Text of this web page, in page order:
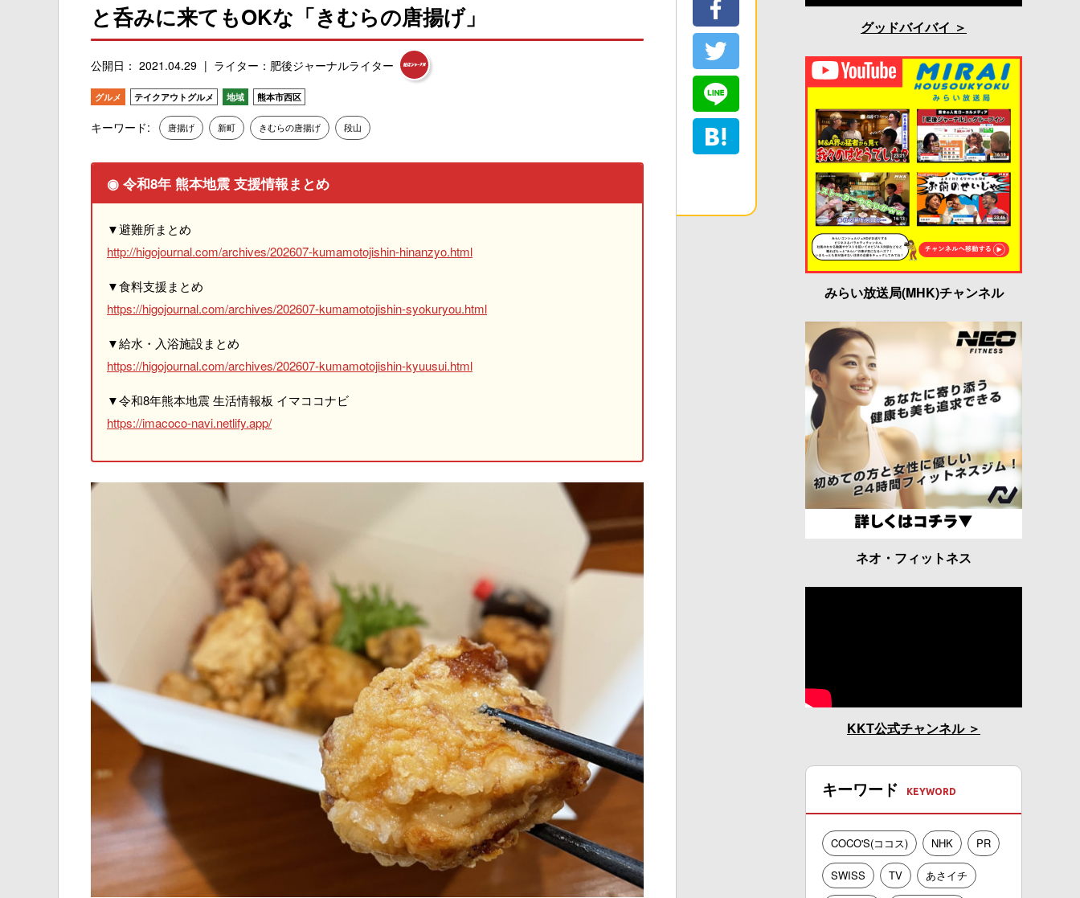
と呑みに来てもOKな「きむらの唐揚げ」
公開日： 2021.04.29 ライター：肥後ジャーナルライター
グルメ テイクアウトグルメ 地域 熊本市西区
キーワード: 唐揚げ 新町 きむらの唐揚げ 段山
◉ 令和8年 熊本地震 支援情報まとめ
▼避難所まとめ
http://higojournal.com/archives/202607-kumamotojishin-hinanzyo.html
▼食料支援まとめ
https://higojournal.com/archives/202607-kumamotojishin-syokuryou.html
▼給水・入浴施設まとめ
https://higojournal.com/archives/202607-kumamotojishin-kyuusui.html
▼令和8年熊本地震 生活情報板 イマココナビ
https://imacoco-navi.netlify.app/
グッドバイバイ
みらい放送局(MHK)チャンネル
ネオ・フィットネス
KKT公式チャンネル
キーワード
COCO'S(ココス) NHK PR
SWISS TV あさイチ